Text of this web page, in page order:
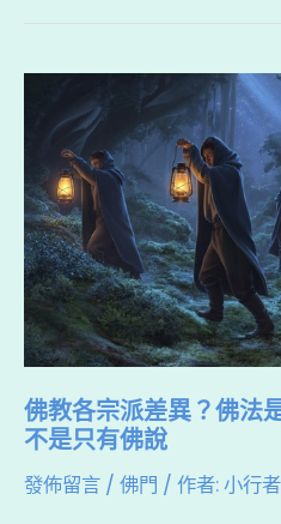
b
o
o
k
d
s
a
t
佛教各宗派差異？佛法
不是只有佛說
發佈留言 / 佛門 / 作者:小行者
宗
派
差
異？
佛
是
佛
說